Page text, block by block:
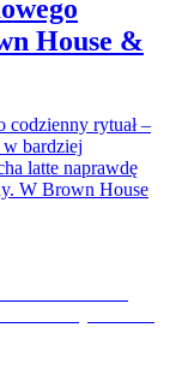
House &
codzienny rytuał –
bardziej
latte naprawdę
W Brown House